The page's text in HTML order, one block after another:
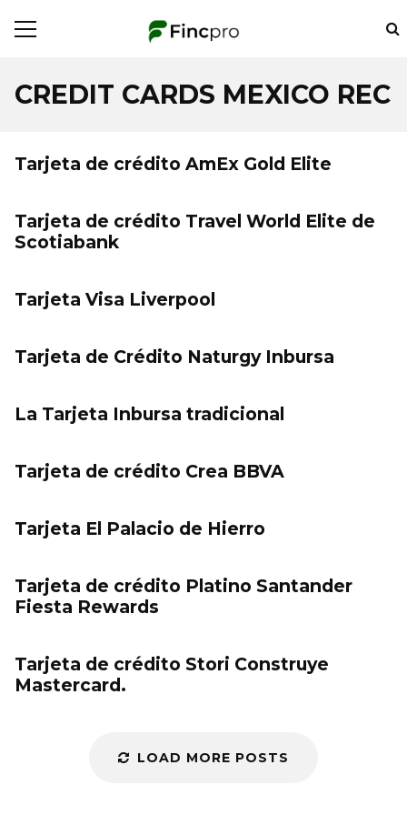
CREDIT CARDS MEXICO REC
Tarjeta de crédito AmEx Gold Elite
Tarjeta de crédito Travel World Elite de
Scotiabank
Tarjeta Visa Liverpool
Tarjeta de Crédito Naturgy Inbursa
La Tarjeta Inbursa tradicional
Tarjeta de crédito Crea BBVA
Tarjeta El Palacio de Hierro
Tarjeta de crédito Platino Santander
Fiesta Rewards
Tarjeta de crédito Stori Construye
Mastercard.
LOAD MORE POSTS